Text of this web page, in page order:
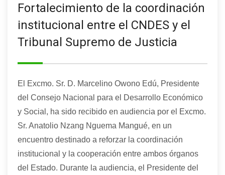
Fortalecimiento de la coordinación
institucional entre el CNDES y el
Tribunal Supremo de Justicia
El Excmo. Sr. D. Marcelino Owono Edú, Presidente
del Consejo Nacional para el Desarrollo Económico
y Social, ha sido recibido en audiencia por el Excmo.
Sr. Anatolio Nzang Nguema Mangué, en un
encuentro destinado a reforzar la coordinación
institucional y la cooperación entre ambos órganos
del Estado. Durante la audiencia, el Presidente del